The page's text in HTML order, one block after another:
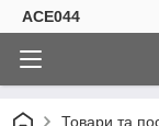
ACE044
Товари та